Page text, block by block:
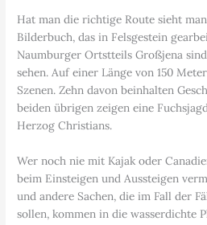
Hat man die richtige Route sieht
Bilderbuch, das in Felsgestein
Naumburger Ortstteils Großjena
sehen. Auf einer Länge von 150
Szenen. Zehn davon beinhalten
beiden übrigen zeigen eine
Herzog Christians.
Wer noch nie mit Kajak oder
beim Einsteigen und Aussteigen
und andere Sachen, die im Fall der
sollen, kommen in die wasserdichte